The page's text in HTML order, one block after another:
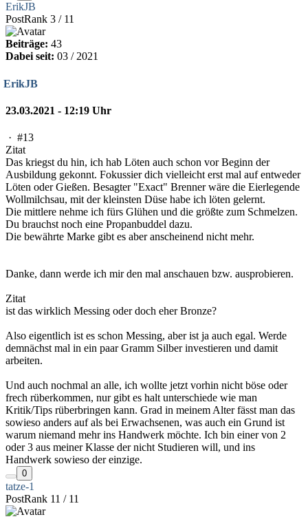
ErikJB
PostRank 3 / 11
Beiträge: 43
Dabei seit: 03 / 2021
ErikJB
23.03.2021 - 12:19 Uhr
· #13
Zitat
Das kriegst du hin, ich hab Löten auch schon vor Beginn der
Ausbildung gekonnt. Fokussier dich vielleicht erst mal auf entweder
Löten oder Gießen. Besagter "Exact" Brenner wäre die Eierlegende
Wollmilchsau, mit der kleinsten Düse habe ich löten gelernt.
Die mittlere nehme ich fürs Glühen und die größte zum Schmelzen.
Du brauchst noch eine Propanbuddel dazu.
Die bewährte Marke gibt es aber anscheinend nicht mehr.
Danke, dann werde ich mir den mal anschauen bzw. ausprobieren.
Zitat
ist das wirklich Messing oder doch eher Bronze?
Also eigentlich ist es schon Messing, aber ist ja auch egal. Werde
demnächst mal in ein paar Gramm Silber investieren und damit
arbeiten.
Und auch nochmal an alle, ich wollte jetzt vorhin nicht böse oder
frech rüberkommen, nur gibt es halt unterschiede wie man
Kritik/Tips rüberbringen kann. Grad in meinem Alter fässt man das
sowieso anders auf als bei Erwachsenen, was auch ein Grund ist
warum niemand mehr ins Handwerk möchte. Ich bin einer von 2
oder 3 aus meiner Klasse der nicht Studieren will, und ins
Handwerk sowieso der einzige.
0
tatze-1
PostRank 11 / 11